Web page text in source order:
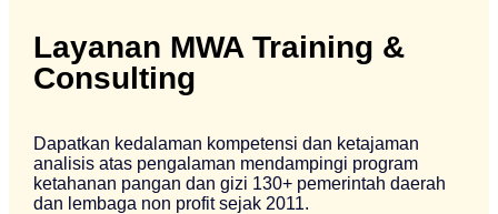
Layanan MWA Training &
Consulting
Dapatkan kedalaman kompetensi dan ketajaman
analisis atas pengalaman mendampingi program
ketahanan pangan dan gizi 130+ pemerintah daerah
dan lembaga non profit sejak 2011.